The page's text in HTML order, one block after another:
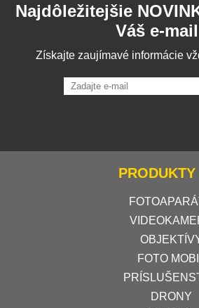
Najdôležitejšie
Váš e-mail
Získajte zaujímavé informácie
PRODUKTY
FOTO
DRONY